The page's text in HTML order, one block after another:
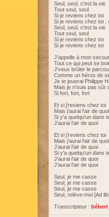
Seul, seul, c'est la vie
Tout seul, seul
Si je reviens chez toi
Si je reviens chez toi ,
Seul, seul, c'est la vie
Tout seul, seul
Si je reviens chez toi
Si je reviens chez toi
J'appelle à mon
Tout ce qui peut se
J'veux brûler le
Comme un héros de
Je te jouerai Philippe
Mais je n'suis pas sûr
Si fort, fort, fort
Et si j'reviens chez toi
Mais j'aurai l'air de quoi
Si y'a quelqu'un dans
J'aurai l'air de quoi
Et si j'reviens chez toi
Mais j'aurai l'air de quoi
J'aurai l'air de quoi
Si y'a quelqu'un dans
J'aurai l'air de quoi
J'aurai l'air de quoi
Seul, je me casse
Seul, je me casse
Seul, je me casse
Seul, relève-moi [Ad
Transcripteur :